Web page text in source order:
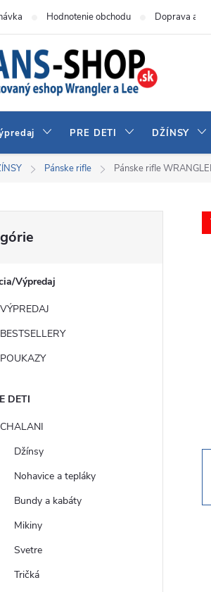
Hodnotenie obchodu Doprava a
PRE DETI DŽÍNSY
Pánske rifle Pánske rifle
Výpredaj
VÝPREDAJ
BESTSELLERY
POUKAZY
DETI
CHALANI
Džínsy
Nohavice a tepláky
Bundy a kabáty
Mikiny
Svetre
Tričká